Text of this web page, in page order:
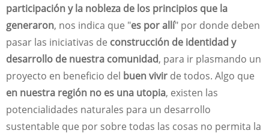
participación y la nobleza de los principios que la
generaron, nos indica que "es por allí" por donde deben
pasar las iniciativas de construcción de identidad y
desarrollo de nuestra comunidad, para ir plasmando un
proyecto en beneficio del buen vivir de todos. Algo que
en nuestra región no es una utopia, existen las
potencialidades naturales para un desarrollo
sustentable que por sobre todas las cosas no permita la